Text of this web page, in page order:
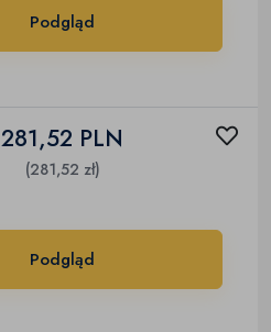
Podgląd
281,52 PLN
(281,52 zł)
Podgląd